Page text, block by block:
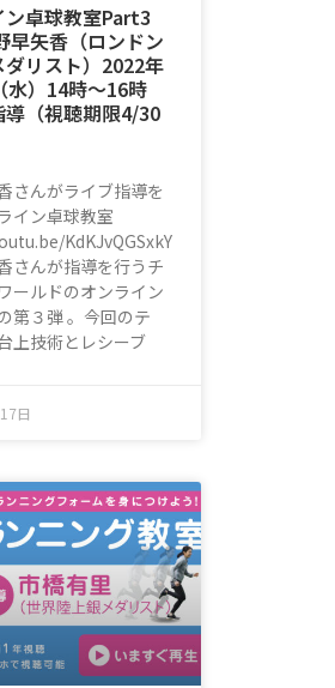
ン卓球教室Part3
早矢香（ロンドン
リスト）2022年
水）14時〜16時
導（視聴期限4/30
さんがライブ指導を
イン卓球教室
KdKJvQGSxkY
さんが指導を行うチ
ールドのオンライン
第３弾 。今回のテ
上技術とレシーブ
日